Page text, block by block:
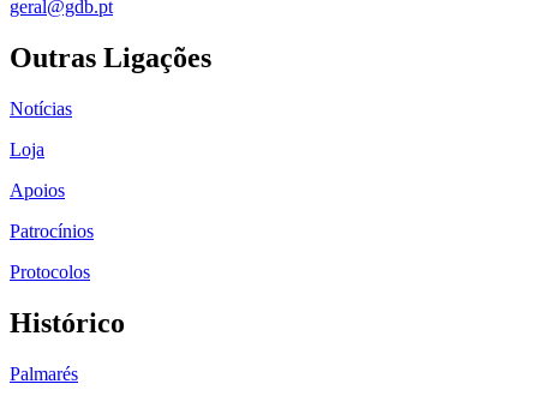
geral@gdb.pt
Outras Ligações
Notícias
Loja
Apoios
Patrocínios
Protocolos
Histórico
Palmarés